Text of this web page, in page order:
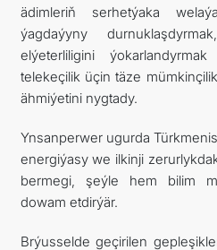
ädimleriň serhetýaka
ýagdaýyny
elýeterliligini
telekeçilik üçin täze
ähmiýetini nygtady.
Ynsanperwer ugurda
energiýasy we ilkinji
bermegi, şeýle hem bilim
dowam etdirýär.
Brýusselde geçirilen